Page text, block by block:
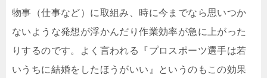
物事（仕事など）に取組み、時に今までなら思いつか
ないような発想が浮かんだり作業効率が急に上がった
りするのです。よく言われる『プロスポーツ選手は若
いうちに結婚をしたほうがいい』というのもこの効果